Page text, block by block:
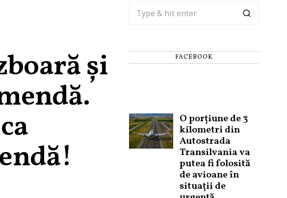
și FACEBOOK
O porțiune de 3
kilometri din
Autostrada
Transilvania va
putea fi folosită
de avioane în
situații de